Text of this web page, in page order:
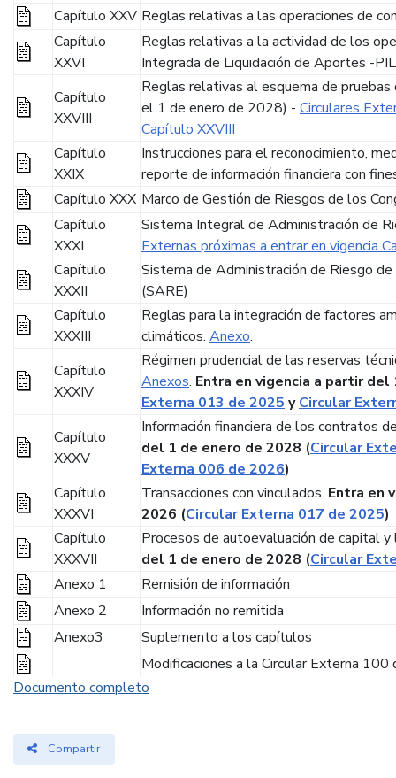
Capítulo XXV Reglas relativas a las operaciones de
Capítulo
XXVI
Reglas relativas a la actividad de los
Integrada de Liquidación de Aportes -
Capítulo
XXVIII
Reglas relativas al esquema de
el 1 de enero de 2028) - Circulares
Capítulo XXVIII
Capítulo
XXIX
Instrucciones para el reconocimiento,
reporte de información financiera con
Capítulo XXX Marco de Gestión de Riesgos de los
Capítulo
XXXI
Sistema Integral de Administración de
Externas próximas a entrar en vigencia
Capítulo
XXXII
Sistema de Administración de Riesgo
(SARE)
Capítulo
XXXIII
Reglas para la integración de factores
climáticos. Anexo.
Capítulo
XXXIV
Régimen prudencial de las reservas
Anexos. Entra en vigencia a partir
Externa 013 de 2025 yCircular
Capítulo
XXXV
Información financiera de los contratos
del 1 de enero de 2028 (Circular
Externa 006 de 2026)
Capítulo
XXXVI
Transacciones con vinculados. Entra en
2026 (Circular Externa 017 de 2025)
Capítulo
XXXVII
Procesos de autoevaluación de capital
del 1 de enero de 2028 (Circular
Anexo 1
Remisión de información
Anexo 2
Información no remitida
Anexo3
Suplemento a los capítulos
Modificaciones a la Circular Externa
Documento completo
Compartir